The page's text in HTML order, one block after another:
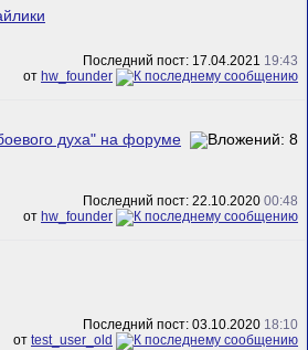
Последний пост: 17.04.2021 19:43
от hw_founder
духа" на форуме
Последний пост: 22.10.2020 00:48
от hw_founder
Последний пост: 03.10.2020 18:10
от test_user_old